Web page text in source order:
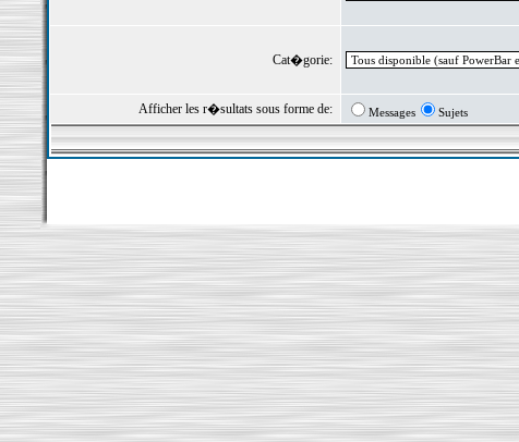
Cat�gorie:
Afficher les r�sultats sous forme de: Messages Sujets